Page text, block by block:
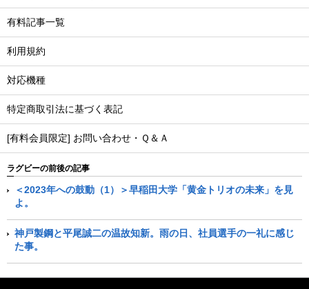
有料記事一覧
利用規約
対応機種
特定商取引法に基づく表記
[有料会員限定] お問い合わせ・Ｑ＆Ａ
ラグビーの前後の記事
＜2023年への鼓動（1）＞早稲田大学「黄金トリオの未来」を見
よ。
神戸製鋼と平尾誠二の温故知新。雨の日、社員選手の一礼に感じ
た事。